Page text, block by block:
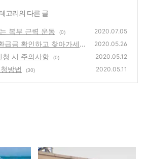
고리의 다른 글
복부 근력 운동 (0) 2020.07.05
급금 확인하고 찾아가세요 2020.05.26
청 시 주의사항 (0) 2020.05.12
지원금 신청방법 (30) 2020.05.11